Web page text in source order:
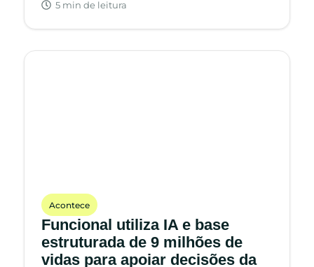
5 min de leitura
Acontece
Funcional utiliza IA e base
estruturada de 9 milhões de
vidas para apoiar decisões da